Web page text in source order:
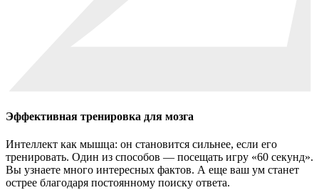
Эффективная тренировка для мозга
Интеллект как мышца: он становится сильнее, если его
тренировать. Один из способов — посещать игру «60 секунд».
Вы узнаете много интересных фактов. А еще ваш ум станет
острее благодаря постоянному поиску ответа.